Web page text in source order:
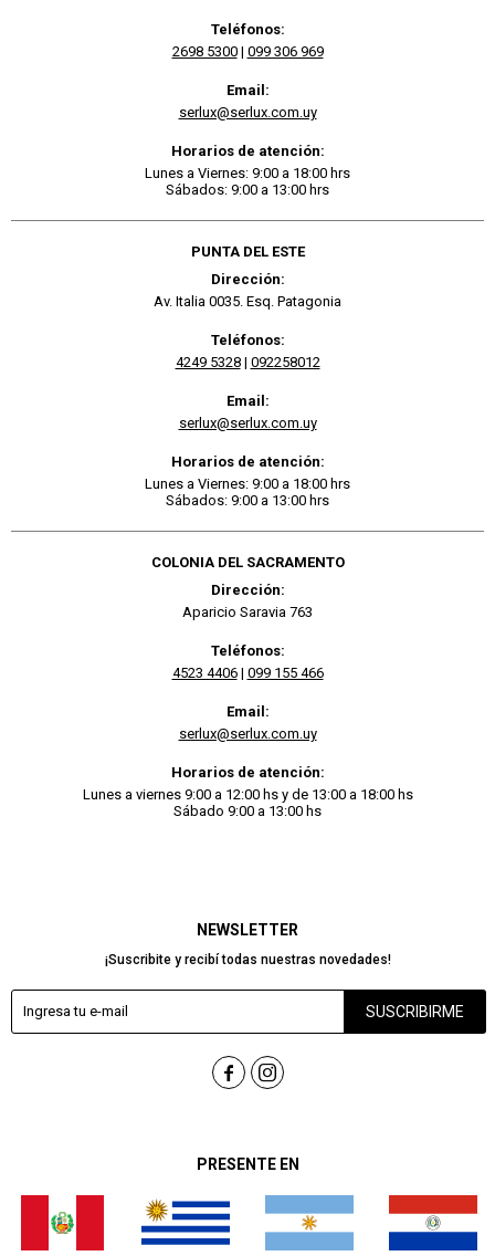
PRESENTE EN
NEWSLETTER
¡Suscribite y recibí todas nuestras novedades!
SUSCRIBIRME
 
Teléfonos:
2698 5300| 099 306 969
Email:
serlux@serlux.com.uy
Horarios de atención:
Lunes a Viernes: 9:00 a 18:00 hrs
Sábados: 9:00 a 13:00 hrs
PUNTA DEL ESTE
Dirección:
Av. Italia 0035. Esq. Patagonia
Teléfonos:
4249 5328| 092258012
Email:
serlux@serlux.com.uy
Horarios de atención:
Lunes a Viernes: 9:00 a 18:00 hrs
Sábados: 9:00 a 13:00 hrs
COLONIA DEL SACRAMENTO
Dirección:
Aparicio Saravia 763
Teléfonos:
4523 4406| 099 155 466
Email:
serlux@serlux.com.uy
Horarios de atención:
Lunes a viernes 9:00 a 12:00 hs y de 13:00 a 18:00 hs
Sábado 9:00 a 13:00 hs